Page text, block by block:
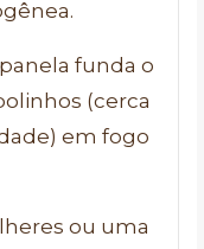
funda o
(cerca
em fogo
ou uma